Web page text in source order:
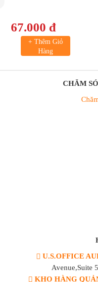
67.000 đ
+ Thêm Giỏ
Hàng
CHĂM
U.S.OFFICE
Avenue,Suite
KHO HÀNG